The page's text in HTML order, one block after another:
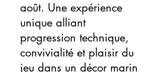
août. Une expérience
unique alliant
progression technique,
convivialité et plaisir du
jeu dans un décor marin